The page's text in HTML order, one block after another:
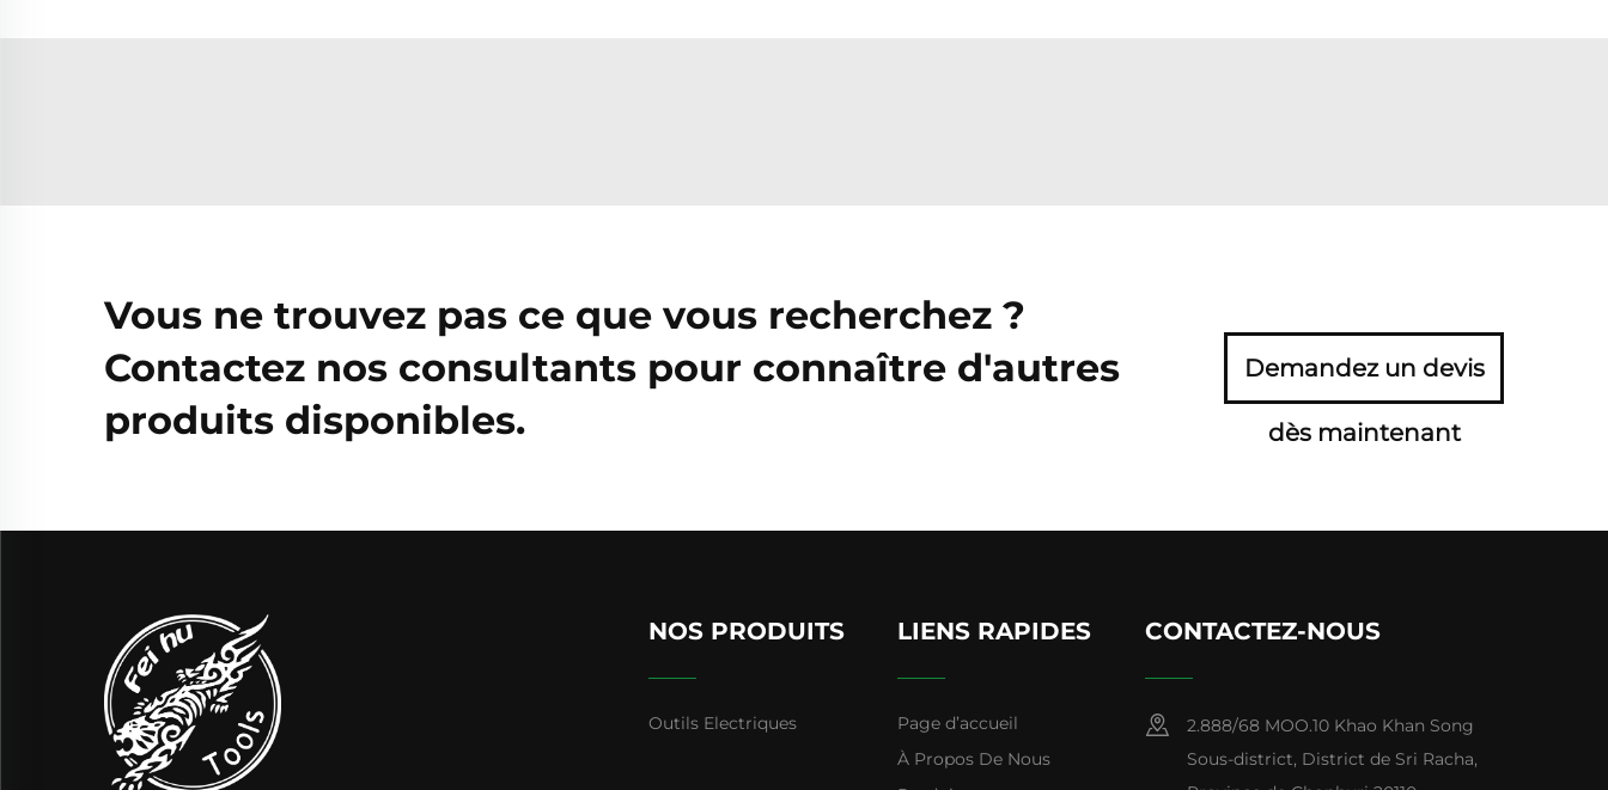
Vous ne trouvez pas ce que vous recherchez ?
Contactez nos consultants pour connaître d'autres
produits disponibles.
Demandez un devis
dès maintenant
NOS PRODUITS
Outils Electriques
LIENS RAPIDES
Page d’accueil
À Propos De Nous
CONTACTEZ-NOUS
2.888/68 MOO.10 Khao Khan Song
Sous-district, District de Sri Racha,